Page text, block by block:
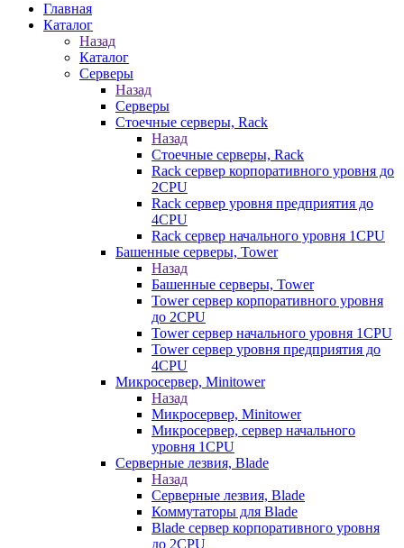
Главная
Каталог
Назад
Каталог
Серверы
Назад
Серверы
Стоечные серверы, Rack
Назад
Стоечные серверы, Rack
Rack сервер корпоративного уровня до
2CPU
Rack сервер уровня предприятия до
4CPU
Rack сервер начального уровня 1CPU
Башенные серверы, Tower
Назад
Башенные серверы, Tower
Tower сервер корпоративного уровня
до 2CPU
Tower сервер начального уровня 1CPU
Tower сервер уровня предприятия до
4CPU
Микросервер, Minitower
Назад
Микросервер, Minitower
Микросервер, сервер начального
уровня 1CPU
Серверные лезвия, Blade
Назад
Серверные лезвия, Blade
Коммутаторы для Blade
Blade сервер корпоративного уровня
до 2CPU